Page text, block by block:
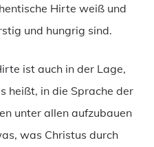
Hirte weiß und
und hungrig sind.
ist auch in der Lage,
heißt, in die Sprache der
unter allen aufzubauen
was Christus durch